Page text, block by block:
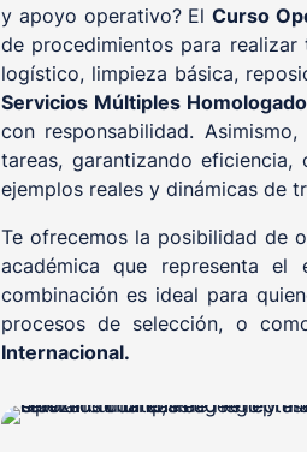
y apoyo operativo? ElCurso
de procedimientos para
logístico, limpieza básica,
Servicios Múltiples Homologado
con responsabilidad.
tareas, garantizando
ejemplos reales y dinámicas de
Te ofrecemos la posibilidad de
académica que representa el
combinación es ideal para
procesos de selección, o
Internacional.